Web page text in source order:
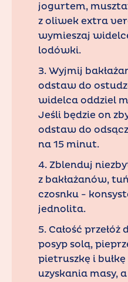
jogurtem,
z oliwek extra
wymieszaj
lodówki.
3. Wyjmij
odstaw do
widelca oddziel
Jeśli będzie on
odstaw do
na 15 minut.
4. Zblenduj
z bakłażanów,
czosnku -
jednolita.
5. Całość
posyp solą,
pietruszkę i
uzyskania masy,